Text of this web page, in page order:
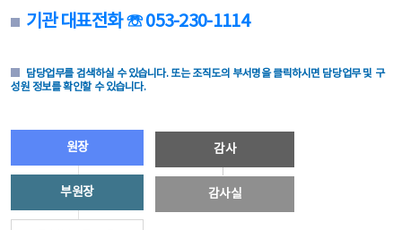
기관 대표전화 ☏ 053-230-1114
담당업무를 검색하실 수 있습니다. 또는 조직도의 부서명을 클릭하시면 담당업무 및 구
성원 정보를 확인할 수 있습니다.
원장
부원장
감사
감사실